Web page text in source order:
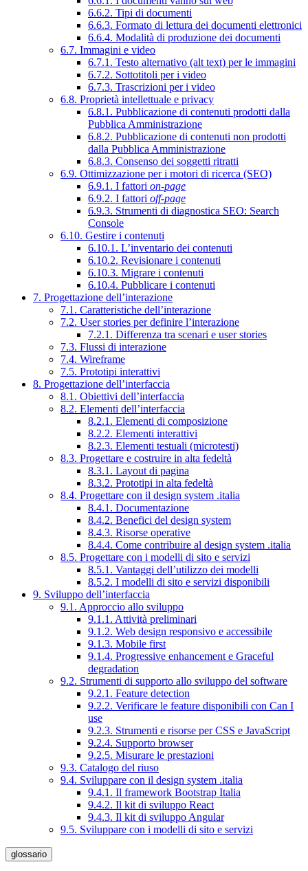
6.6.2. Tipi di documenti
6.6.3. Formato di lettura dei documenti elettronici
6.6.4. Modalità di produzione dei documenti
6.7. Immagini e video
6.7.1. Testo alternativo (alt text) per le immagini
6.7.2. Sottotitoli per i video
6.7.3. Trascrizioni per i video
6.8. Proprietà intellettuale e privacy
6.8.1. Pubblicazione di contenuti prodotti dalla
Pubblica Amministrazione
6.8.2. Pubblicazione di contenuti non prodotti
dalla Pubblica Amministrazione
6.8.3. Consenso dei soggetti ritratti
6.9. Ottimizzazione per i motori di ricerca (SEO)
6.9.1. I fattori on-page
6.9.2. I fattori off-page
6.9.3. Strumenti di diagnostica SEO: Search
Console
6.10. Gestire i contenuti
6.10.1. L’inventario dei contenuti
6.10.2. Revisionare i contenuti
6.10.3. Migrare i contenuti
6.10.4. Pubblicare i contenuti
7. Progettazione dell’interazione
7.1. Caratteristiche dell’interazione
7.2. User stories per definire l’interazione
7.2.1. Differenza tra scenari e user stories
7.3. Flussi di interazione
7.4. Wireframe
7.5. Prototipi interattivi
8. Progettazione dell’interfaccia
8.1. Obiettivi dell’interfaccia
8.2. Elementi dell’interfaccia
8.2.1. Elementi di composizione
8.2.2. Elementi interattivi
8.2.3. Elementi testuali (microtesti)
8.3. Progettare e costruire in alta fedeltà
8.3.1. Layout di pagina
8.3.2. Prototipi in alta fedeltà
8.4. Progettare con il design system .italia
8.4.1. Documentazione
8.4.2. Benefici del design system
8.4.3. Risorse operative
8.4.4. Come contribuire al design system .italia
8.5. Progettare con i modelli di sito e servizi
8.5.1. Vantaggi dell’utilizzo dei modelli
8.5.2. I modelli di sito e servizi disponibili
9. Sviluppo dell’interfaccia
9.1. Approccio allo sviluppo
9.1.1. Attività preliminari
9.1.2. Web design responsivo e accessibile
9.1.3. Mobile first
9.1.4. Progressive enhancement e Graceful
degradation
9.2. Strumenti di supporto allo sviluppo del software
9.2.1. Feature detection
9.2.2. Verificare le feature disponibili con Can I
use
9.2.3. Strumenti e risorse per CSS e JavaScript
9.2.4. Supporto browser
9.2.5. Misurare le prestazioni
9.3. Catalogo del riuso
9.4. Sviluppare con il design system .italia
9.4.1. Il framework Bootstrap Italia
9.4.2. Il kit di sviluppo React
9.4.3. Il kit di sviluppo Angular
9.5. Sviluppare con i modelli di sito e servizi
glossario